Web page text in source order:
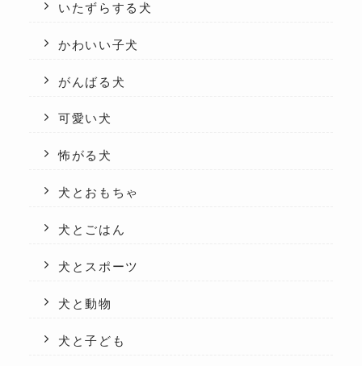
いたずらする犬
かわいい子犬
がんばる犬
可愛い犬
怖がる犬
犬とおもちゃ
犬とごはん
犬とスポーツ
犬と動物
犬と子ども